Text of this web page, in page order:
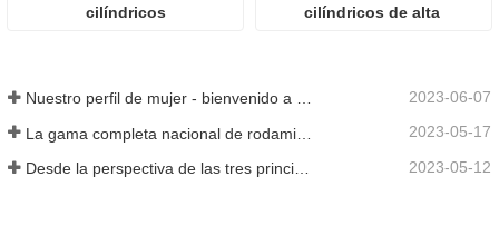
cilíndricos
cilíndricos de alta
Nuestro perfil de mujer - bienvenido a nuestra historia 2023-06-07
2023-05-17
2023-05-12